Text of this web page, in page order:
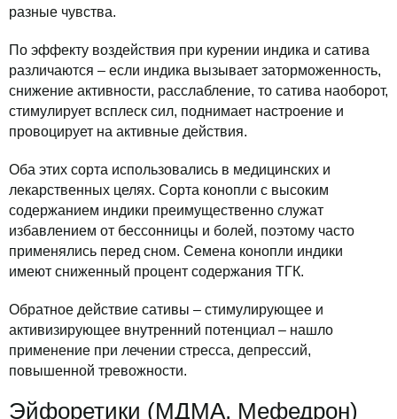
разные чувства.
По эффекту воздействия при курении индика и сатива
различаются – если индика вызывает заторможенность,
снижение активности, расслабление, то сатива наоборот,
стимулирует всплеск сил, поднимает настроение и
провоцирует на активные действия.
Оба этих сорта использовались в медицинских и
лекарственных целях. Сорта конопли с высоким
содержанием индики преимущественно служат
избавлением от бессонницы и болей, поэтому часто
применялись перед сном. Семена конопли индики
имеют сниженный процент содержания ТГК.
Обратное действие сативы – стимулирующее и
активизирующее внутренний потенциал – нашло
применение при лечении стресса, депрессий,
повышенной тревожности.
Эйфоретики (МДМА, Мефедрон)